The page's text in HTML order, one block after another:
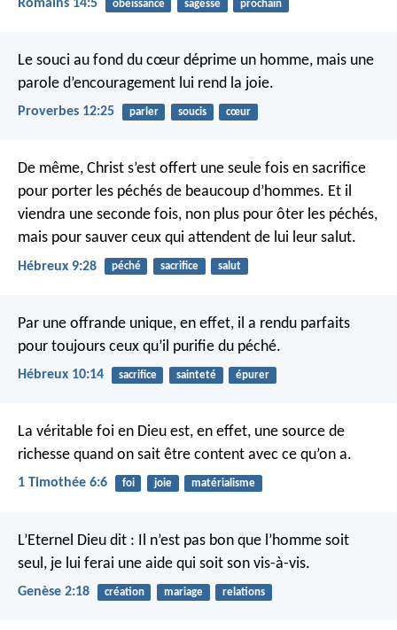
Romains 14:5 obéissance sagesse prochain
Le souci au fond du cœur déprime un homme, mais une
parole d’encouragement lui rend la joie.
Proverbes 12:25 parler soucis cœur
De même, Christ s’est offert une seule fois en sacrifice
pour porter les péchés de beaucoup d’hommes. Et il
viendra une seconde fois, non plus pour ôter les péchés,
mais pour sauver ceux qui attendent de lui leur salut.
Hébreux 9:28 péché sacrifice salut
Par une offrande unique, en effet, il a rendu parfaits
pour toujours ceux qu’il purifie du péché.
Hébreux 10:14 sacrifice sainteté épurer
La véritable foi en Dieu est, en effet, une source de
richesse quand on sait être content avec ce qu’on a.
1 Timothée 6:6 foi joie matérialisme
L’Eternel Dieu dit : Il n’est pas bon que l’homme soit
seul, je lui ferai une aide qui soit son vis-à-vis.
Genèse 2:18 création mariage relations